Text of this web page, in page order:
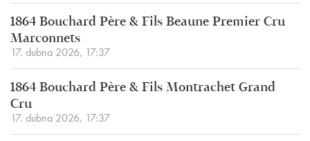
1864 Bouchard Père & Fils Beaune Premier Cru
Marconnets
17. dubna 2026, 17:37
1864 Bouchard Père & Fils Montrachet Grand
Cru
17. dubna 2026, 17:37